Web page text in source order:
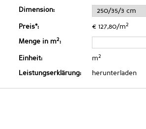
Dimension:
Preis*: € 127,80/m2
Menge in m2:
Einheit: m2
Leistungserklärung: herunterladen